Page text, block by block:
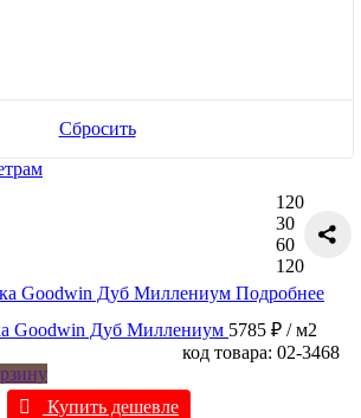
Сбросить
120
30
60
120
Подробнее
Goodwin Дуб Миллениум 5785 ₽ / м2
код товара: 02-3468
Купить дешевле